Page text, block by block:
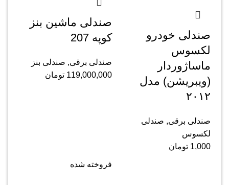
صندلی خودرو
لکسوس
ماساژوردار
(ویبریشن) مدل
۲۰۱۲
صندلی برقی, صندلی
لکسوس
1,000 تومان
صندلی ماشین بنز
کوپه 207
صندلی برقی, صندلی بنز
119,000,000 تومان
فروخته شده